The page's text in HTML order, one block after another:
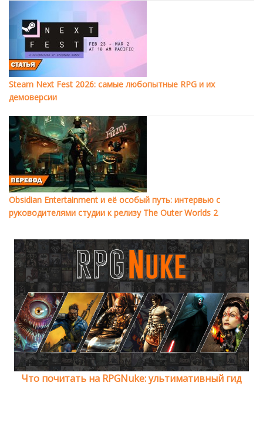
Steam Next Fest 2026: самые любопытные RPG и их
демоверсии
Obsidian Entertainment и её особый путь: интервью с
руководителями студии к релизу The Outer Worlds 2
Что почитать на RPGNuke: ультимативный гид